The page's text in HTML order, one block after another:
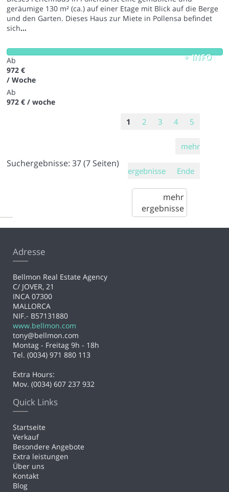
geräumige 130 m² (ca.) auf einer Etage mit Blick auf die Berge
und den Garten. Dieses Haus zur Miete in Pollensa befindet
sich...
+ INFO
Ab
972 €
/ Woche
Ab
972 €/ woche
Suchergebnisse: 37(7 Seiten)
1 2 3 4 5
mehr
ergebnisse Ende
mehr
ergebnisse
Adresse
Bellmon Real Estate Agency
C/ JOVER, 21
INCA 07300
MALLORCA
NIF.- B57131880
www.bellmon.com
tony@bellmon.com
Montag - Freitag 9h - 18h
Tel. (0034) 971 880 113
Extra Hours:
Mov. (0034) 607 237 932
Quick Links
Startseite
Verkauf
Besondere Angebote
Extra leistungen
Über uns
Kontakt
Blog